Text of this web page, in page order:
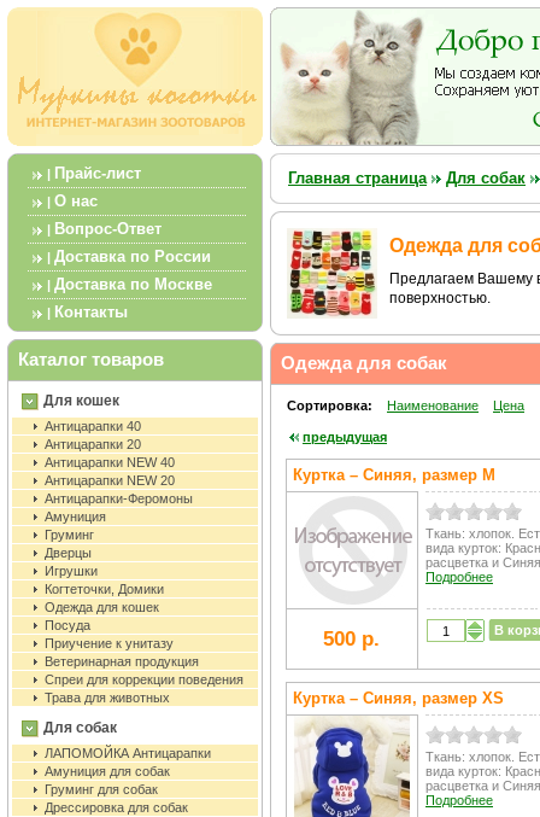
| Прайс-лист
| О нас
| Вопрос-Ответ
| Доставка по России
| Доставка по Москве
| Контакты
Каталог товаров
Для кошек
Антицарапки 40
Антицарапки 20
Антицарапки NEW 40
Антицарапки NEW 20
Антицарапки-Феромоны
Амуниция
Груминг
Дверцы
Игрушки
Когтеточки, Домики
Одежда для кошек
Посуда
Приучение к унитазу
Ветеринарная продукция
Спреи для коррекции поведения
Трава для животных
Для собак
ЛАПОМОЙКА Антицарапки
Амуниция для собак
Груминг для собак
Дрессировка для собак
Главная страница Для собак
Одежда для
Предлагаем Вашему
поверхностью.
Одежда для собак
Сортировка: Наименование Цена
предыдущая
Куртка – Синяя, размер M
Ткань: хлопок.
вида курток:
расцветка и
Подробнее
500 р. В
Куртка – Синяя, размер XS
Ткань: хлопок.
вида курток:
расцветка и
Подробнее